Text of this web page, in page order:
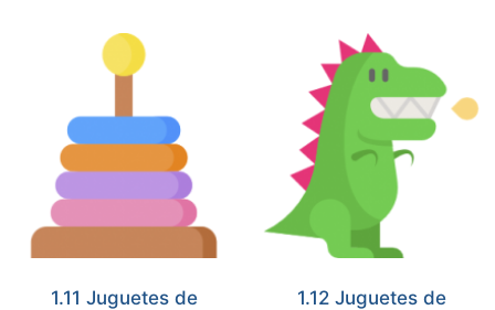
1.11 Juguetes de
1.12 Juguetes de